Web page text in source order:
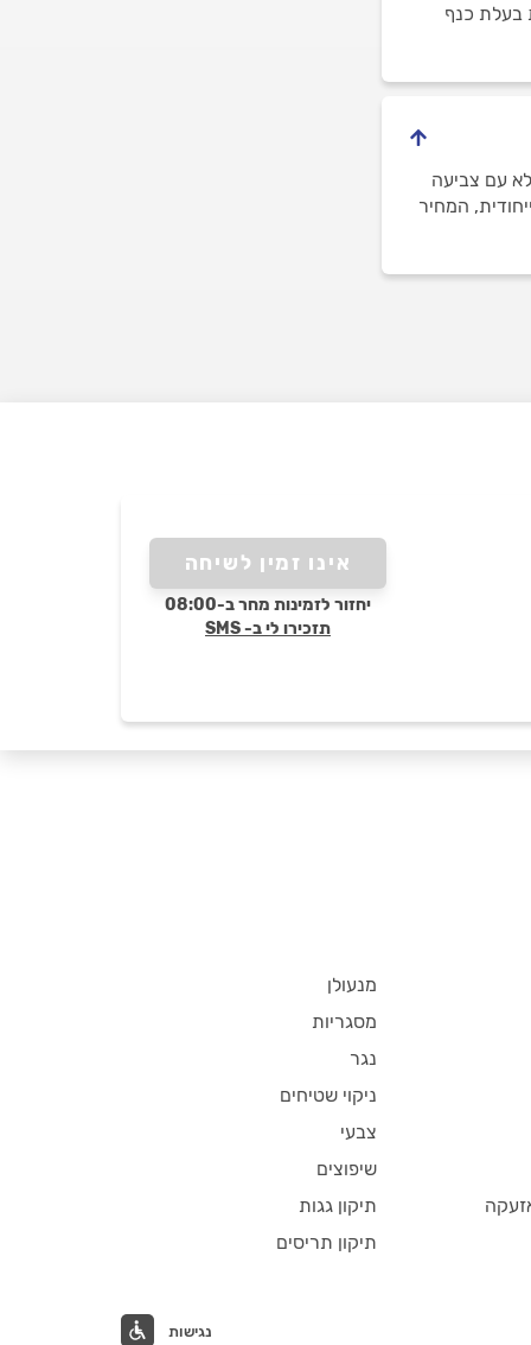
בעלת כנף
ולא עם צביעה
המחיר
אינו זמין לשיחה
יחזור לזמינות מחר ב-08:00
תזכירו לי ב- SMS
מנעולן
מסגריות
נגר
ניקוי שטיחים
צבעי
שיפוצים
תיקון גגות
תיקון תריסים
נגישות